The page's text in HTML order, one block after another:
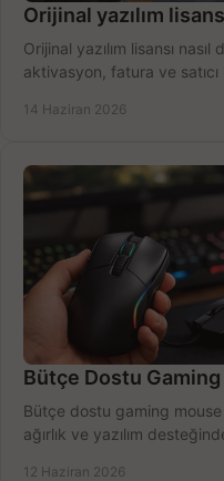
Orijinal yazılım
Orijinal yazılım lisansı
aktivasyon, fatura ve
14 Haziran 2026
Bütçe Dostu
Bütçe dostu gaming
ağırlık ve yazılım
12 Haziran 2026